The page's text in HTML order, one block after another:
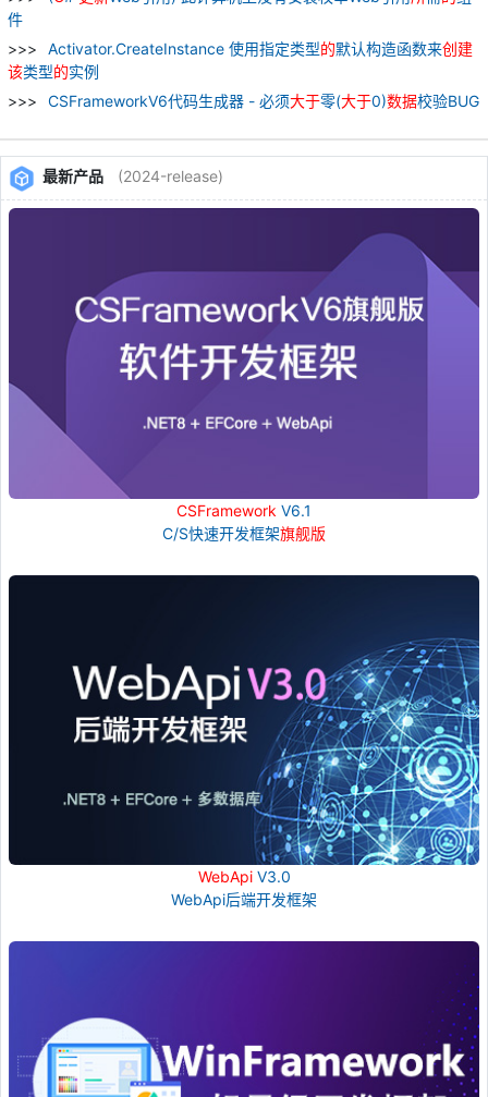
件
Activator.CreateInstance 使用指定类型的默认构造函数来创建
该类型的实例
CSFrameworkV6代码生成器 - 必须大于零(大于0)数据校验BUG
最新产品 (2024-release)
CSFramework V6.1
C/S快速开发框架旗舰版
WebApiV3.0
WebApi后端开发框架